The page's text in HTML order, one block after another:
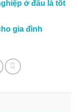
ở đâu là tốt
gia đình